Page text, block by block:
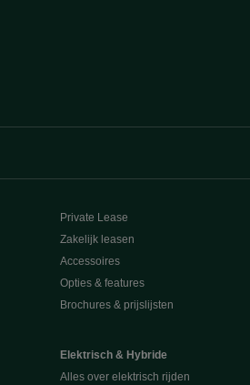
Private Lease
Zakelijk leasen
Accessoires
Opties & features
Brochures & prijslijsten
Elektrisch & Hybride
Alles over elektrisch rijden